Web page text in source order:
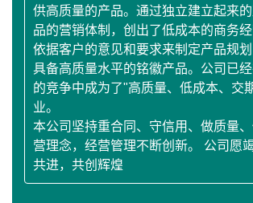
供高质量的产品。通过独立建立起来
品的营销体制，创出了低成本的商务
依据客户的意见和要求来制定产品规
具备高质量水平的铭徽产品。公司已
的竞争中成为了"高质量、低成本、交
业。
本公司坚持重合同、守信用、做质量
营理念，经营管理不断创新。 公司愿
共进，共创辉煌